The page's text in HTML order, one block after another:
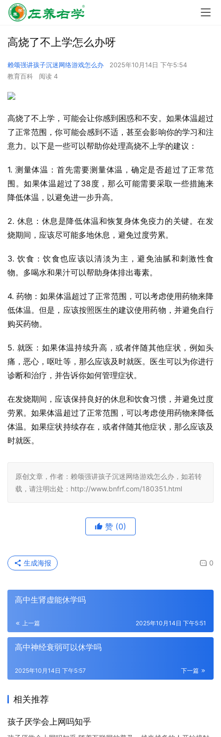
高烧了不上学怎么办呀
赖颂强讲孩子沉迷网络游戏怎么办
2025年10月14日 下午5:54
教育百科
阅读 4
高烧了不上学，可能会让你感到困惑和不安。如果体温超过
了正常范围，你可能会感到不适，甚至会影响你的学习和注
意力。以下是一些可以帮助你处理高烧不上学的建议：
1. 测量体温：首先需要测量体温，确定是否超过了正常范
围。如果体温超过了38度，那么可能需要采取一些措施来
降低体温，以避免进一步升高。
2. 休息：休息是降低体温和恢复身体免疫力的关键。在发
烧期间，应该尽可能多地休息，避免过度劳累。
3. 饮食：饮食也应该以清淡为主，避免油腻和刺激性食
物。多喝水和果汁可以帮助身体排出毒素。
4. 药物：如果体温超过了正常范围，可以考虑使用药物来降
低体温。但是，应该按照医生的建议使用药物，并避免自行
购买药物。
5. 就医：如果体温持续升高，或者伴随其他症状，例如头
痛，恶心，呕吐等，那么应该及时就医。医生可以为你进行
诊断和治疗，并告诉你如何管理症状。
在发烧期间，应该保持良好的休息和饮食习惯，并避免过度
劳累。如果体温超过了正常范围，可以考虑使用药物来降低
体温。如果症状持续存在，或者伴随其他症状，那么应该及
时就医。
原创文章，作者：赖颂强讲孩子沉迷网络游戏怎么办，如若转
载，请注明出处：http://www.bnfrf.com/180351.html
赞 (0)
0
生成海报
高中生肾虚能休学吗
上一篇 2025年10月14日 下午5:51
高中神经衰弱可以休学吗
下一篇
2025年10月14日 下午5:57
相关推荐
孩子厌学会上网吗知乎